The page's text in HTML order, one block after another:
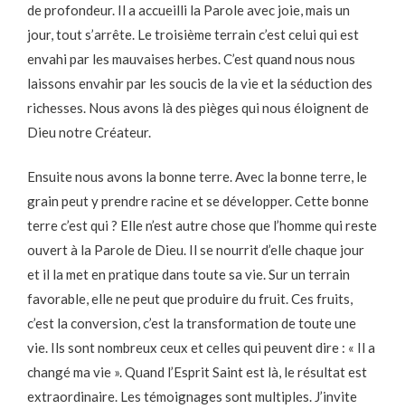
de profondeur. Il a accueilli la Parole avec joie, mais un
jour, tout s’arrête. Le troisième terrain c’est celui qui est
envahi par les mauvaises herbes. C’est quand nous nous
laissons envahir par les soucis de la vie et la séduction des
richesses. Nous avons là des pièges qui nous éloignent de
Dieu notre Créateur.
Ensuite nous avons la bonne terre. Avec la bonne terre, le
grain peut y prendre racine et se développer. Cette bonne
terre c’est qui ? Elle n’est autre chose que l’homme qui reste
ouvert à la Parole de Dieu. Il se nourrit d’elle chaque jour
et il la met en pratique dans toute sa vie. Sur un terrain
favorable, elle ne peut que produire du fruit. Ces fruits,
c’est la conversion, c’est la transformation de toute une
vie. Ils sont nombreux ceux et celles qui peuvent dire : « Il a
changé ma vie ». Quand l’Esprit Saint est là, le résultat est
extraordinaire. Les témoignages sont multiples. J’invite